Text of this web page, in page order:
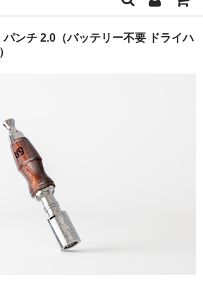
ガイド
る理由
ンチ 2.0（バッテリー不要 ドライハ